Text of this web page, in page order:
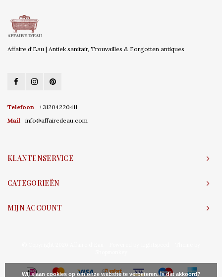
Affaire d'Eau | Antiek sanitair, Trouvailles & Forgotten antiques
Telefoon
+31204220411
Mail
info@affairedeau.com
KLANTENSERVICE
CATEGORIEËN
MIJN ACCOUNT
Wij slaan cookies op om onze website te verbeteren. Is dat akkoord?